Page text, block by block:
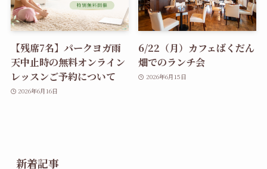
【残席7名】パークヨガ雨
天中止時の無料オンライン
レッスンご予約について
2026年6月16日
6/22（月）カフェばくだん
畑でのランチ会
2026年6月15日
新着記事